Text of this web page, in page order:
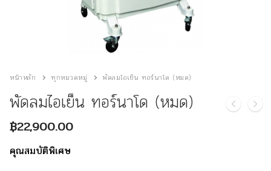
หน้าหลัก ทุกหมวดหมู่ พัดลมไอเย็น ทอร์นาโด (หมด)
พัดลมไอเย็น ทอร์นาโด (หมด)
฿22,900.00
คุณสมบัติพิเศษ